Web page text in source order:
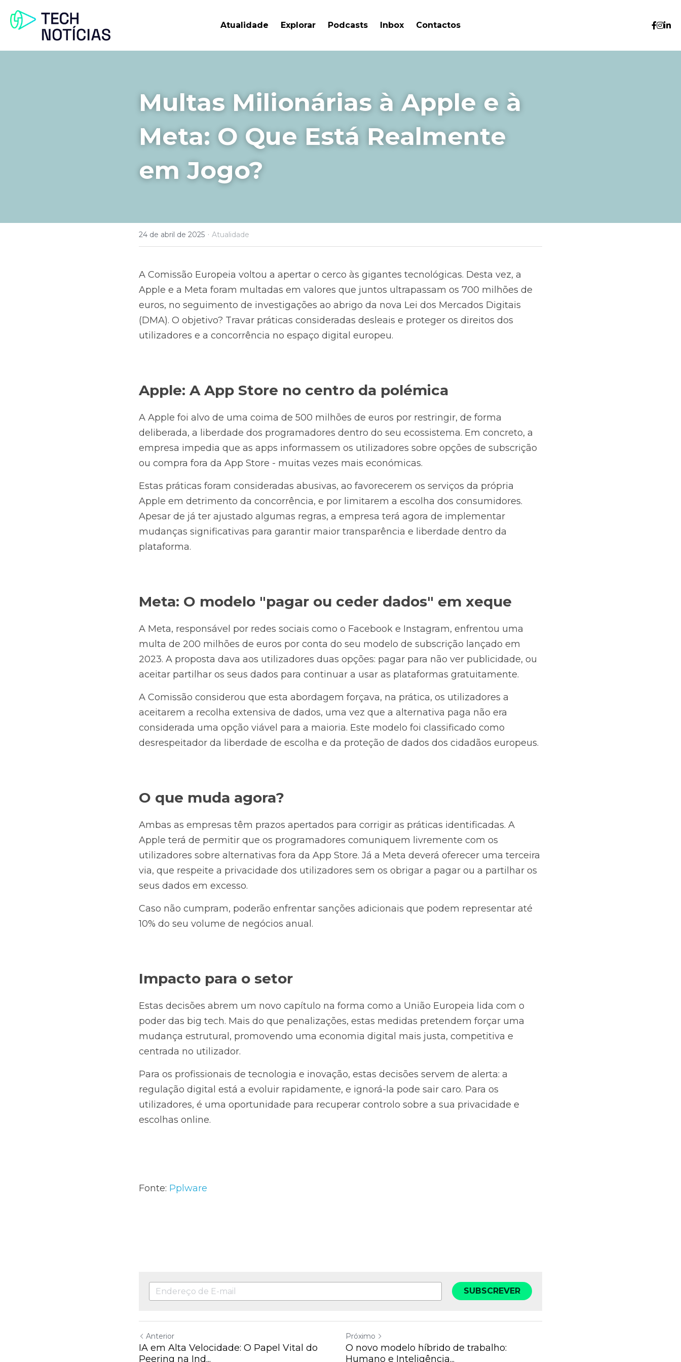
Atualidade Explorar Podcasts Inbox Contactos
Multas Milionárias à Apple e à
Meta: O Que Está Realmente
em Jogo?
24 de abril de 2025 · Atualidade
A Comissão Europeia voltou a apertar o cerco às gigantes tecnológicas. Desta vez, a
Apple e a Meta foram multadas em valores que juntos ultrapassam os 700 milhões de
euros, no seguimento de investigações ao abrigo da nova Lei dos Mercados Digitais
(DMA). O objetivo? Travar práticas consideradas desleais e proteger os direitos dos
utilizadores e a concorrência no espaço digital europeu.
Apple: A App Store no centro da polémica
A Apple foi alvo de uma coima de 500 milhões de euros por restringir, de forma
deliberada, a liberdade dos programadores dentro do seu ecossistema. Em concreto, a
empresa impedia que as apps informassem os utilizadores sobre opções de subscrição
ou compra fora da App Store - muitas vezes mais económicas.
Estas práticas foram consideradas abusivas, ao favorecerem os serviços da própria
Apple em detrimento da concorrência, e por limitarem a escolha dos consumidores.
Apesar de já ter ajustado algumas regras, a empresa terá agora de implementar
mudanças significativas para garantir maior transparência e liberdade dentro da
plataforma.
Meta: O modelo "pagar ou ceder dados" em xeque
A Meta, responsável por redes sociais como o Facebook e Instagram, enfrentou uma
multa de 200 milhões de euros por conta do seu modelo de subscrição lançado em
2023. A proposta dava aos utilizadores duas opções: pagar para não ver publicidade, ou
aceitar partilhar os seus dados para continuar a usar as plataformas gratuitamente.
A Comissão considerou que esta abordagem forçava, na prática, os utilizadores a
aceitarem a recolha extensiva de dados, uma vez que a alternativa paga não era
considerada uma opção viável para a maioria. Este modelo foi classificado como
desrespeitador da liberdade de escolha e da proteção de dados dos cidadãos europeus.
O que muda agora?
Ambas as empresas têm prazos apertados para corrigir as práticas identificadas. A
Apple terá de permitir que os programadores comuniquem livremente com os
utilizadores sobre alternativas fora da App Store. Já a Meta deverá oferecer uma terceira
via, que respeite a privacidade dos utilizadores sem os obrigar a pagar ou a partilhar os
seus dados em excesso.
Caso não cumpram, poderão enfrentar sanções adicionais que podem representar até
10% do seu volume de negócios anual.
Impacto para o setor
Estas decisões abrem um novo capítulo na forma como a União Europeia lida com o
poder das big tech. Mais do que penalizações, estas medidas pretendem forçar uma
mudança estrutural, promovendo uma economia digital mais justa, competitiva e
centrada no utilizador.
Para os profissionais de tecnologia e inovação, estas decisões servem de alerta: a
regulação digital está a evoluir rapidamente, e ignorá-la pode sair caro. Para os
utilizadores, é uma oportunidade para recuperar controlo sobre a sua privacidade e
escolhas online.
Fonte: Pplware
SUBSCREVER
Anterior
IA em Alta Velocidade: O Papel Vital do
Peering na Ind...
Próximo
O novo modelo híbrido de trabalho:
Humano e Inteligência...